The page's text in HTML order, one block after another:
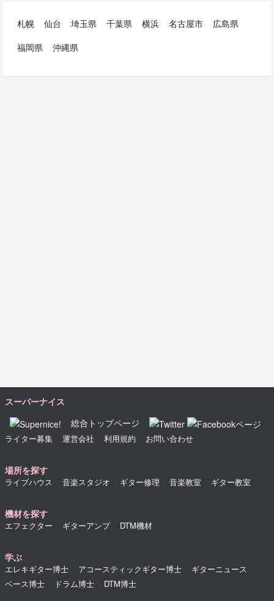
札幌 仙台 埼玉県 千葉県 横浜 名古屋市
広島県
福岡県
沖縄県
スーパーナイス
総合トップページ
ライター募集 運営会社 利用規約 お問い合わせ
場所を探す
ライブハウス 音楽スタジオ ギター修理 音楽教室 ギター教室
機材を探す
エフェクター ギターアンプ DTM機材
学ぶ
エレキギター博士 アコースティックギター博士
ギターニュース
ベース博士
ドラム博士 DTM博士